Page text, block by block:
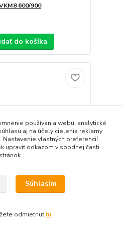
600/900
do košíka
používania webu, analytické
aj na účely cielenia reklamy
Nastavenie vlastných preferencií
upraviť odkazom v spodnej časti
stránok.
Súhlasím
odmietnuťtu.